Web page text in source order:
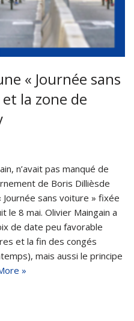
« Journée sans
la zone de
n’avait pas manqué de
de Boris Dillièsde
Journée sans voiture » fixée
le 8 mai. Olivier Maingain a
de date peu favorable
et la fin des congés
mais aussi le principe
»